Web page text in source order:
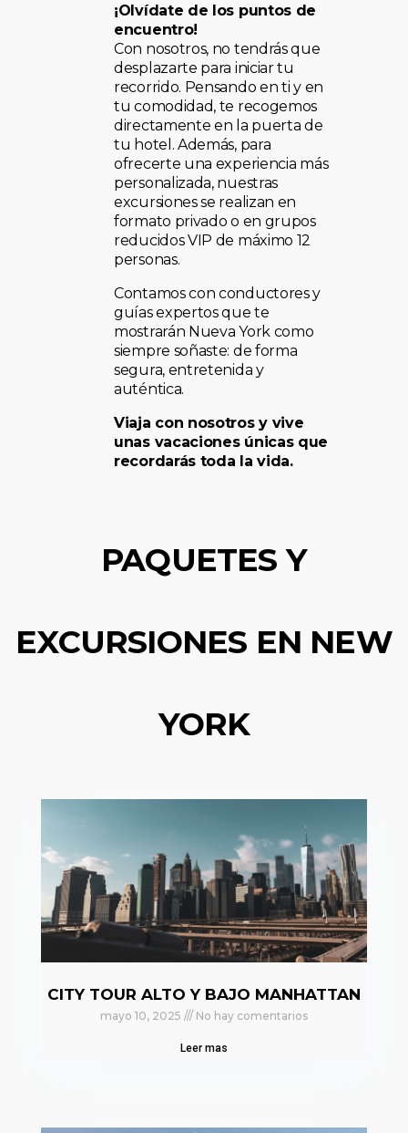
¡Olvídate de los puntos de
encuentro!
Con nosotros, no tendrás que
desplazarte para iniciar tu
recorrido. Pensando en ti y en
tu comodidad, te recogemos
directamente en la puerta de
tu hotel. Además, para
ofrecerte una experiencia más
personalizada, nuestras
excursiones se realizan en
formato privado o en grupos
reducidos VIP de máximo 12
personas.
Contamos con conductores y
guías expertos que te
mostrarán Nueva York como
siempre soñaste: de forma
segura, entretenida y
auténtica.
Viaja con nosotros y vive
unas vacaciones únicas que
recordarás toda la vida.
PAQUETES Y
EXCURSIONES EN NEW
YORK
CITY TOUR ALTO Y BAJO MANHATTAN
mayo 10, 2025 No hay comentarios
Leer mas